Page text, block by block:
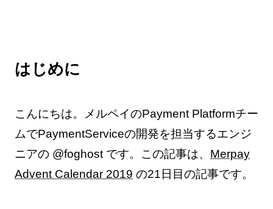
はじめに
こんにちは。メルペイのPayment Platformチー
ムでPaymentServiceの開発を担当するエンジ
ニアの @foghost です。この記事は、 Merpay
Advent Calendar 2019 の21日目の記事です。